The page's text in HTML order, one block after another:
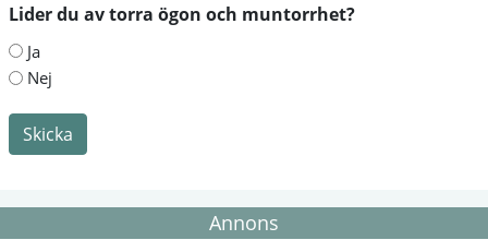
Lider du av torra ögon och muntorrhet?
Ja
Nej
Skicka
Annons